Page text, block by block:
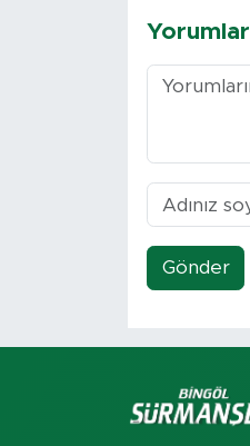
Yorumlar
Gönder